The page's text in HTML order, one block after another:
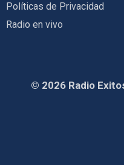
Políticas de Privacidad
Radio en vivo
© 2026 Radio